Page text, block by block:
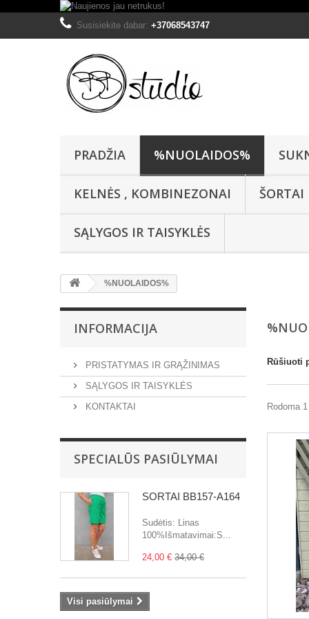
Susisiekite dabar: +37068543747
PRADŽIA %NUOLAIDOS%
KELNĖS , KOMBINEZONAI ŠORTAI
SĄLYGOS IR TAISYKLĖS
%NUOLAIDOS%
INFORMACIJA
PRISTATYMAS IR GRĄŽINIMAS
SĄLYGOS IR TAISYKLĖS
KONTAKTAI
SPECIALŪS PASIŪLYMAI
ŠORTAI BB157-A164
Sudėtis: Linas
100%Išmatavimai:S...
24,00 € 34,00 €
Visi pasiūlymai
Rūšiuoti
Rodoma